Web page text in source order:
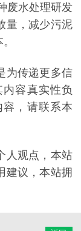
废水处理研发
量，减少污泥
为传递更多信
容真实性负
，请联系本
人观点，本站
建议，本站拥